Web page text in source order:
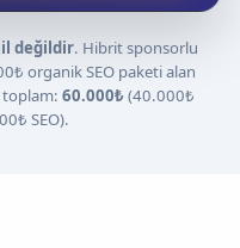
değildir. Hibrit sponsorlu
organik SEO paketi alan
toplam: 60.000₺ (40.000₺
SEO).